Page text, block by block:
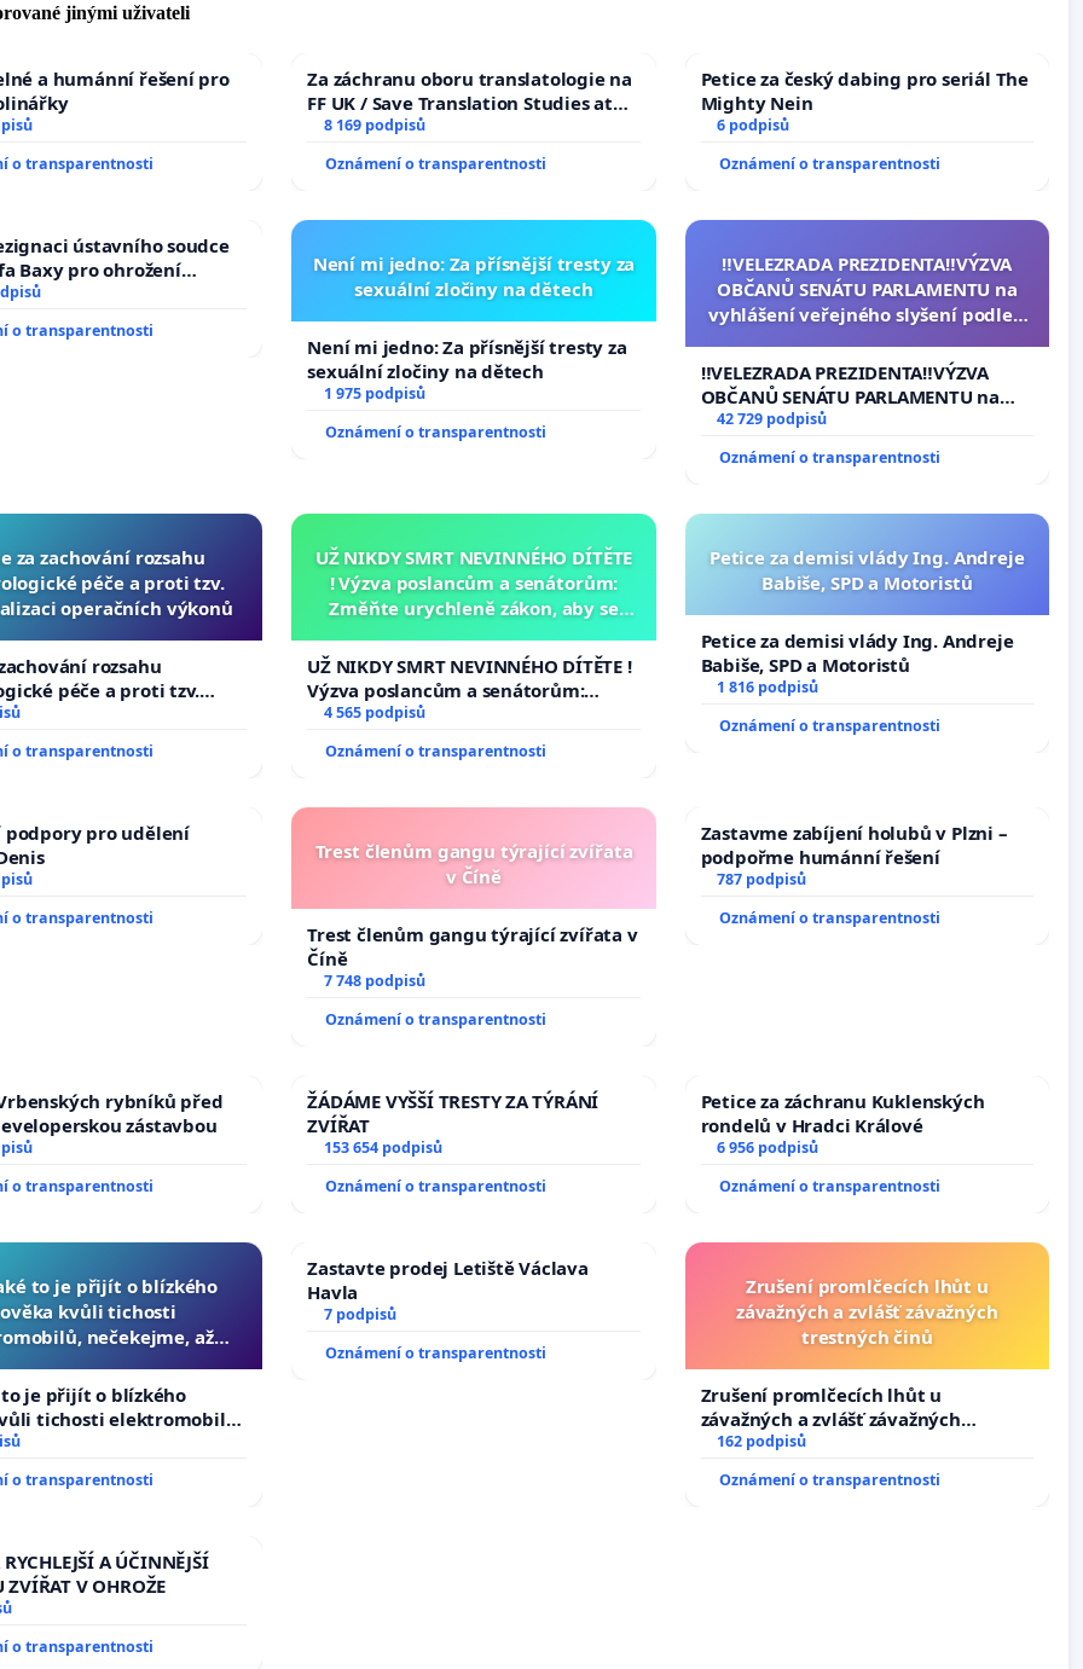
jinými uživateli
a humánní řešení pro
o transparentnosti
Za záchranu oboru translatologie na
FF UK / Save Translation Studies at
the Faculty of Arts, Charles
8 169 podpisů
Oznámení o transparentnosti
Petice za český dabing pro seriál The
Mighty Nein
6 podpisů
Oznámení o transparentnosti
ústavního soudce
Baxy pro ohrožení
spravedlivý proces
o transparentnosti
Není mi jedno: Za přísnější tresty za
sexuální zločiny na dětech
Není mi jedno: Za přísnější tresty za
sexuální zločiny na dětech
1 975 podpisů
Oznámení o transparentnosti
‼️VELEZRADA PREZIDENTA‼️VÝZVA
OBČANŮ SENÁTU PARLAMENTU na
vyhlášení veřejného slyšení podle §
návrhu na přijetí usnesení k podání
ústavní žaloby na prezidenta
republiky
‼️VELEZRADA PREZIDENTA‼️VÝZVA
OBČANŮ SENÁTU PARLAMENTU na
vyhlášení veřejného slyšení podle §
na přijetí usnesení k podání ústavní
42 729 podpisů
Oznámení o transparentnosti
za zachování rozsahu
péče a proti tzv.
operačních výkonů
rozsahu
péče a proti tzv.
operačních výkonů
o transparentnosti
UŽ NIKDY SMRT NEVINNÉHO DÍTĚTE
! Výzva poslancům a senátorům:
Změňte urychleně zákon, aby se
opakovat!
UŽ NIKDY SMRT NEVINNÉHO DÍTĚTE !
Výzva poslancům a senátorům:
Změňte urychleně zákon, aby se
opakovat!
4 565 podpisů
Oznámení o transparentnosti
Petice za demisi vlády Ing. Andreje
Babiše, SPD a Motoristů
Petice za demisi vlády Ing. Andreje
Babiše, SPD a Motoristů
1 816 podpisů
Oznámení o transparentnosti
podpory pro udělení
o transparentnosti
Trest členům gangu týrající zvířata
v Číně
Trest členům gangu týrající zvířata v
Číně
7 748 podpisů
Oznámení o transparentnosti
Zastavme zabíjení holubů v Plzni –
podpořme humánní řešení
787 podpisů
Oznámení o transparentnosti
rybníků před
zástavbou
o transparentnosti
ŽÁDÁME VYŠŠÍ TRESTY ZA TÝRÁNÍ
ZVÍŘAT
153 654 podpisů
Oznámení o transparentnosti
Petice za záchranu Kuklenských
rondelů v Hradci Králové
6 956 podpisů
Oznámení o transparentnosti
to je přijít o blízkého
kvůli tichosti
nečekejme, až
auta!
je přijít o blízkého
tichosti elektromobilů,
až přibydou další,
o transparentnosti
Zastavte prodej Letiště Václava
Havla
7 podpisů
Oznámení o transparentnosti
Zrušení promlčecích lhůt u
závažných a zvlášť závažných
trestných činů
Zrušení promlčecích lhůt u
závažných a zvlášť závažných
trestných činů
162 podpisů
Oznámení o transparentnosti
RYCHLEJŠÍ A ÚČINNĚJŠÍ
ZVÍŘAT V OHROŽE
o transparentnosti